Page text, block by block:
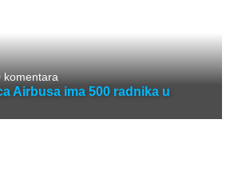
Airbusa ima 500 radnika u